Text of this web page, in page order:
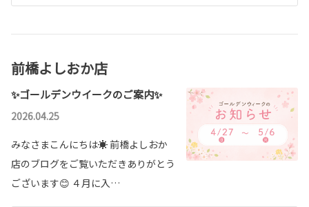
前橋よしおか店
✨ゴールデンウイークのご案内✨
2026.04.25
みなさまこんにちは☀ 前橋よしおか
店のブログをご覧いただきありがとう
ございます😊 ４月に入…